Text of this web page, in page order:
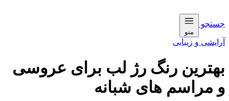
جستجو
منو
آرایشی و زیبایی
بهترین رنگ رژ لب برای عروسی
و مراسم های شبانه